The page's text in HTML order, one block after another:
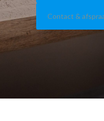
Contact &